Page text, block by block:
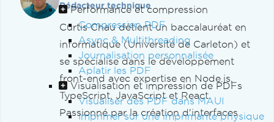
Performance et compression
Compression PDF
Async & Multithreading
Journalisation personnalisée
Aplatir les PDF
Visualisation et impression de PDFs
Visualiser des PDF dans MAUI
Imprimer sur une imprimante physique
Rédacteur technique
Curtis Chau détient un baccalauréat en
informatique (Université de Carleton) et
se spécialise dans le développement
front-end avec expertise en Node.js,
TypeScript, JavaScript et React.
Passionné par la création d'interfaces